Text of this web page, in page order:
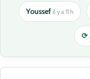
Youssef il y a 11 h
⟳